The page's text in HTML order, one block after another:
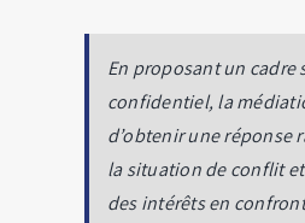
En proposant un cadre
confidentiel, la
d’obtenir une réponse
la situation de conflit
des intérêts en